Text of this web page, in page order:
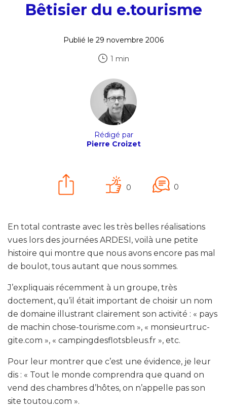
Bêtisier du e.tourisme
Publié le 29 novembre 2006
1 min
Rédigé par
Pierre Croizet
0 0
En total contraste avec les très belles réalisations
vues lors des journées ARDESI, voilà une petite
histoire qui montre que nous avons encore pas mal
de boulot, tous autant que nous sommes.
J’expliquais récemment à un groupe, très
doctement, qu’il était important de choisir un nom
de domaine illustrant clairement son activité : « pays
de machin chose-tourisme.com », « monsieurtruc-
gite.com », « campingdesflotsbleus.fr », etc.
Pour leur montrer que c’est une évidence, je leur
dis : « Tout le monde comprendra que quand on
vend des chambres d’hôtes, on n’appelle pas son
site toutou.com ».